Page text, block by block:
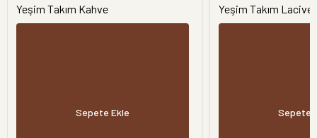
Yeşim Takım Kahve
Sepete Ekle
Yeşim Takım
Sepete